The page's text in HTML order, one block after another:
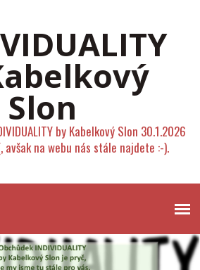
by Kabelkový Slon 30.1.2026
avšak na webu nás stále najdete :-).